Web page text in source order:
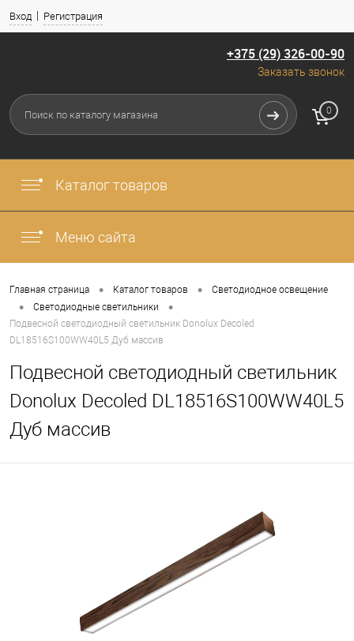
Вход Регистрация
+375 (29) 326-00-90
Заказать звонок
Меню сайта
Каталог товаров
0
Главная страница • Каталог товаров • Светодиодное освещение
• Светодиодные светильники •
Подвесной светодиодный светильник Donolux Decoled
DL18516S100WW40L5 Дуб массив
Подвесной светодиодный светильник
Donolux Decoled DL18516S100WW40L5
Дуб массив